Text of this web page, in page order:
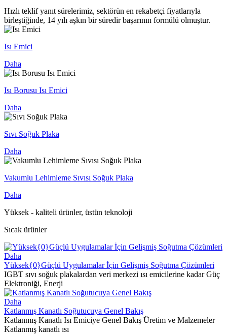
Hızlı teklif yanıt sürelerimiz, sektörün en rekabetçi fiyatlarıyla
birleştiğinde, 14 yılı aşkın bir süredir başarının formülü olmuştur.
Isı Emici
Daha
Isı Borusu Isı Emici
Daha
Sıvı Soğuk Plaka
Daha
Vakumlu Lehimleme Sıvısı Soğuk Plaka
Daha
Yüksek - kaliteli ürünler, üstün teknoloji
Sıcak ürünler
Daha
Yüksek{0}Güçlü Uygulamalar İçin Gelişmiş Soğutma Çözümleri
IGBT sıvı soğuk plakalardan veri merkezi ısı emicilerine kadar Güç
Elektroniği, Enerji
Daha
Katlanmış Kanatlı Soğutucuya Genel Bakış
Katlanmış Kanatlı Isı Emiciye Genel Bakış Üretim ve Malzemeler
Katlanmış kanatlı ısı